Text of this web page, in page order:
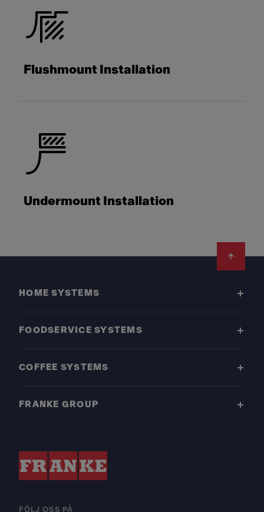
Flushmount Installation
Undermount Installation
HOME SYSTEMS
FOODSERVICE SYSTEMS
COFFEE SYSTEMS
FRANKE GROUP
FÖLJ OSS PÅ